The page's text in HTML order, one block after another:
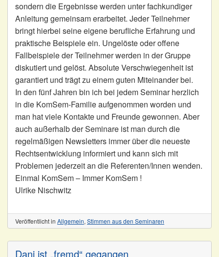
sondern die Ergebnisse werden unter fachkundiger
Anleitung gemeinsam erarbeitet. Jeder Teilnehmer
bringt hierbei seine eigene berufliche Erfahrung und
praktische Beispiele ein. Ungelöste oder offene
Fallbeispiele der Teilnehmer werden in der Gruppe
diskutiert und gelöst. Absolute Verschwiegenheit ist
garantiert und trägt zu einem guten Miteinander bei.
In den fünf Jahren bin ich bei jedem Seminar herzlich
in die KomSem-Familie aufgenommen worden und
man hat viele Kontakte und Freunde gewonnen. Aber
auch außerhalb der Seminare ist man durch die
regelmäßigen Newsletters immer über die neueste
Rechtsentwicklung informiert und kann sich mit
Problemen jederzeit an die Referenten/Innen wenden.
Einmal KomSem – Immer KomSem !
Ulrike Nischwitz
Veröffentlicht in Allgemein, Stimmen aus den Seminaren
Dani ist „fremd“ gegangen